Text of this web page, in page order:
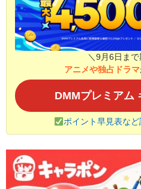
＼9月6日ま
アニメや独占ドラマ
DMMプレミアム
ポイント早見表な